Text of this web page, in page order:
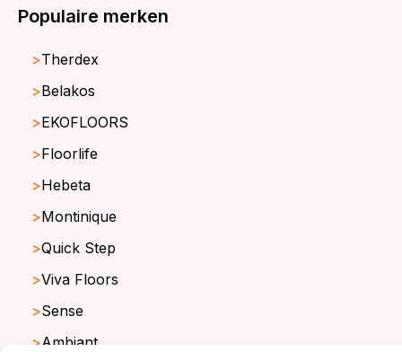
Populaire merken
Therdex
Belakos
EKOFLOORS
Floorlife
Hebeta
Montinique
Quick Step
Viva Floors
Sense
Ambiant